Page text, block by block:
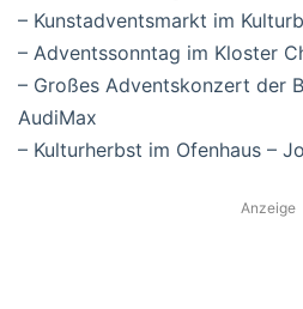
– Kunstadventsmarkt im
– Adventssonntag im Kloster
– Großes Adventskonzert der
AudiMax
– Kulturherbst im Ofenhaus –
Anzeige